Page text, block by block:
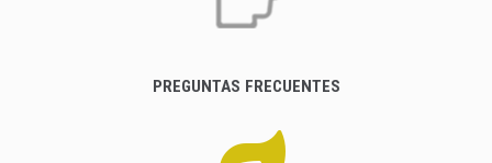
PREGUNTAS FRECUENTES